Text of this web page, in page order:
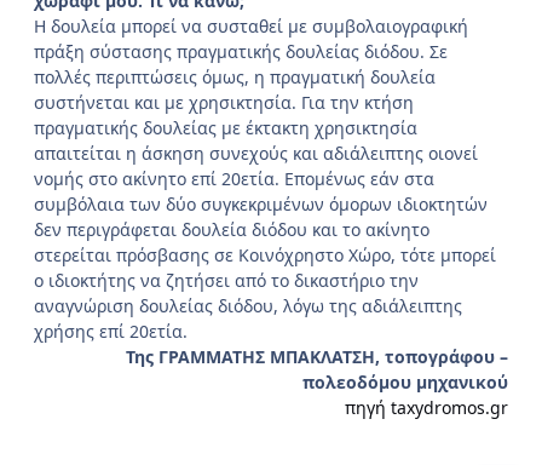
Η δουλεία μπορεί να συσταθεί με συμβολαιογραφική
πράξη σύστασης πραγματικής δουλείας διόδου. Σε
πολλές περιπτώσεις όμως, η πραγματική δουλεία
συστήνεται και με χρησικτησία. Για την κτήση
πραγματικής δουλείας με έκτακτη χρησικτησία
απαιτείται η άσκηση συνεχούς και αδιάλειπτης οιονεί
νομής στο ακίνητο επί 20ετία. Επομένως εάν στα
συμβόλαια των δύο συγκεκριμένων όμορων ιδιοκτητών
δεν περιγράφεται δουλεία διόδου και το ακίνητο
στερείται πρόσβασης σε Κοινόχρηστο Χώρο, τότε μπορεί
ο ιδιοκτήτης να ζητήσει από το δικαστήριο την
αναγνώριση δουλείας διόδου, λόγω της αδιάλειπτης
χρήσης επί 20ετία.
Της ΓΡΑΜΜΑΤΗΣ ΜΠΑΚΛΑΤΣΗ, τοπογράφου –
πολεοδόμου μηχανικού
πηγή taxydromos.gr